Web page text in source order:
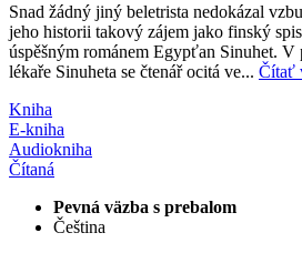
Snad žádný jiný beletrista nedokázal
jeho historii takový zájem jako finský
úspěšným románem Egypťan Sinuhet. V
lékaře Sinuheta se čtenář ocitá ve... Čítať
Kniha
E-kniha
Audiokniha
Čítaná
Pevná väzba s prebalom
Čeština